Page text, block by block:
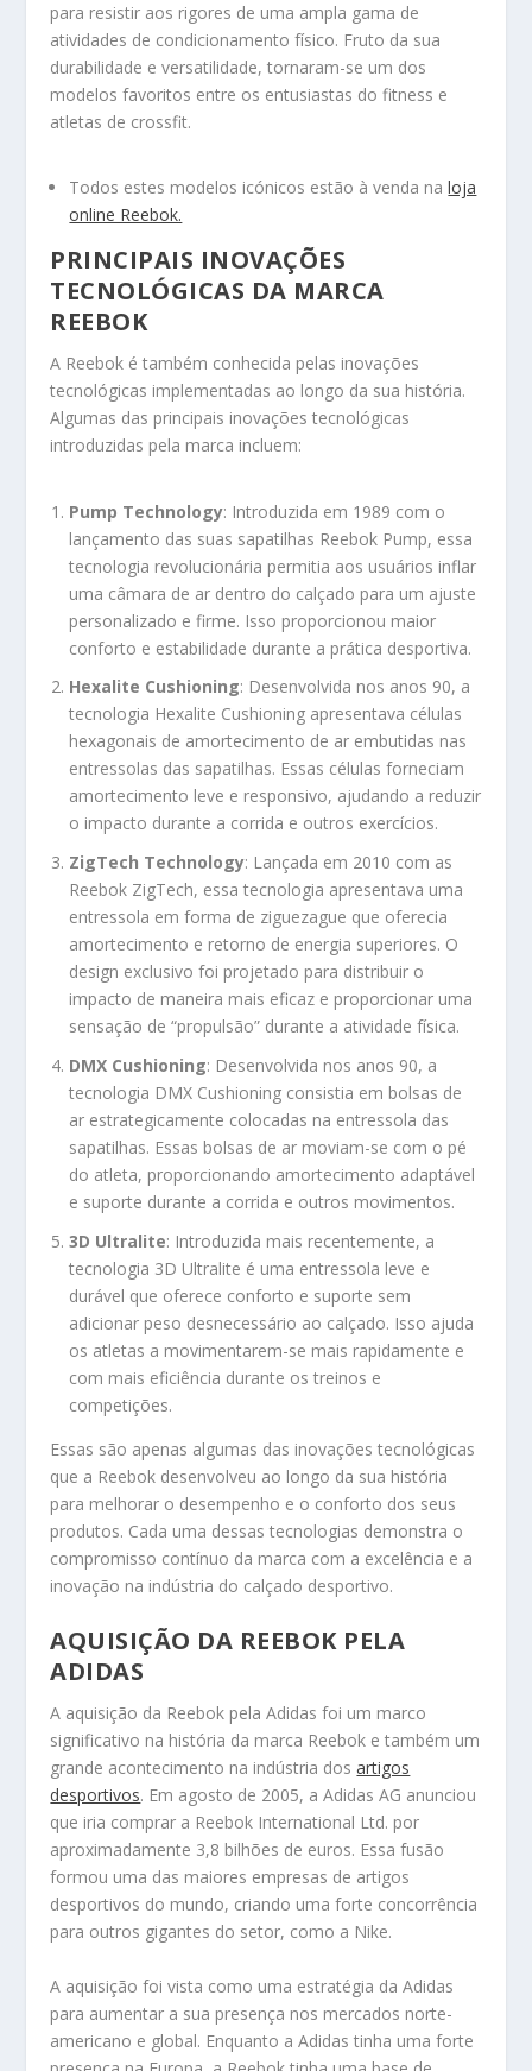
para resistir aos rigores de uma ampla gama de
atividades de condicionamento físico. Fruto da sua
durabilidade e versatilidade, tornaram-se um dos
modelos favoritos entre os entusiastas do fitness e
atletas de crossfit.
Todos estes modelos icónicos estão à venda naloja
online Reebok.
PRINCIPAIS INOVAÇÕES
TECNOLÓGICAS DA MARCA
REEBOK
A Reebok é também conhecida pelas inovações
tecnológicas implementadas ao longo da sua história.
Algumas das principais inovações tecnológicas
introduzidas pela marca incluem:
Pump Technology: Introduzida em 1989 com o
lançamento das suas sapatilhas Reebok Pump, essa
tecnologia revolucionária permitia aos usuários inflar
uma câmara de ar dentro do calçado para um ajuste
personalizado e firme. Isso proporcionou maior
conforto e estabilidade durante a prática desportiva.
Hexalite Cushioning: Desenvolvida nos anos 90, a
tecnologia Hexalite Cushioning apresentava células
hexagonais de amortecimento de ar embutidas nas
entressolas das sapatilhas. Essas células forneciam
amortecimento leve e responsivo, ajudando a reduzir
o impacto durante a corrida e outros exercícios.
ZigTech Technology: Lançada em 2010 com as
Reebok ZigTech, essa tecnologia apresentava uma
entressola em forma de ziguezague que oferecia
amortecimento e retorno de energia superiores. O
design exclusivo foi projetado para distribuir o
impacto de maneira mais eficaz e proporcionar uma
sensação de “propulsão” durante a atividade física.
DMX Cushioning: Desenvolvida nos anos 90, a
tecnologia DMX Cushioning consistia em bolsas de
ar estrategicamente colocadas na entressola das
sapatilhas. Essas bolsas de ar moviam-se com o pé
do atleta, proporcionando amortecimento adaptável
e suporte durante a corrida e outros movimentos.
3D Ultralite: Introduzida mais recentemente, a
tecnologia 3D Ultralite é uma entressola leve e
durável que oferece conforto e suporte sem
adicionar peso desnecessário ao calçado. Isso ajuda
os atletas a movimentarem-se mais rapidamente e
com mais eficiência durante os treinos e
competições.
Essas são apenas algumas das inovações tecnológicas
que a Reebok desenvolveu ao longo da sua história
para melhorar o desempenho e o conforto dos seus
produtos. Cada uma dessas tecnologias demonstra o
compromisso contínuo da marca com a excelência e a
inovação na indústria do calçado desportivo.
AQUISIÇÃO DA REEBOK PELA
ADIDAS
A aquisição da Reebok pela Adidas foi um marco
significativo na história da marca Reebok e também um
grande acontecimento na indústria dosartigos
desportivos. Em agosto de 2005, a Adidas AG anunciou
que iria comprar a Reebok International Ltd. por
aproximadamente 3,8 bilhões de euros. Essa fusão
formou uma das maiores empresas de artigos
desportivos do mundo, criando uma forte concorrência
para outros gigantes do setor, como a Nike.
A aquisição foi vista como uma estratégia da Adidas
para aumentar a sua presença nos mercados norte-
americano e global. Enquanto a Adidas tinha uma forte